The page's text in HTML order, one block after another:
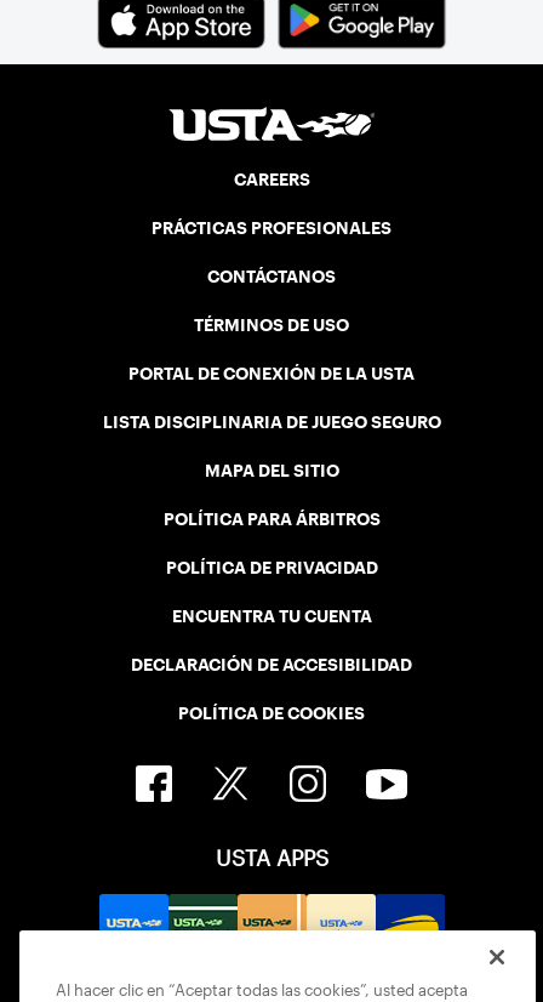
CAREERS
PRÁCTICAS PROFESIONALES
CONTÁCTANOS
TÉRMINOS DE USO
PORTAL DE CONEXIÓN DE LA USTA
LISTA DISCIPLINARIA DE JUEGO SEGURO
MAPA DEL SITIO
POLÍTICA PARA ÁRBITROS
POLÍTICA DE PRIVACIDAD
ENCUENTRA TU CUENTA
DECLARACIÓN DE ACCESIBILIDAD
POLÍTICA DE COOKIES
USTA APPS
Al hacer clic en “Aceptar todas las cookies”, usted acepta